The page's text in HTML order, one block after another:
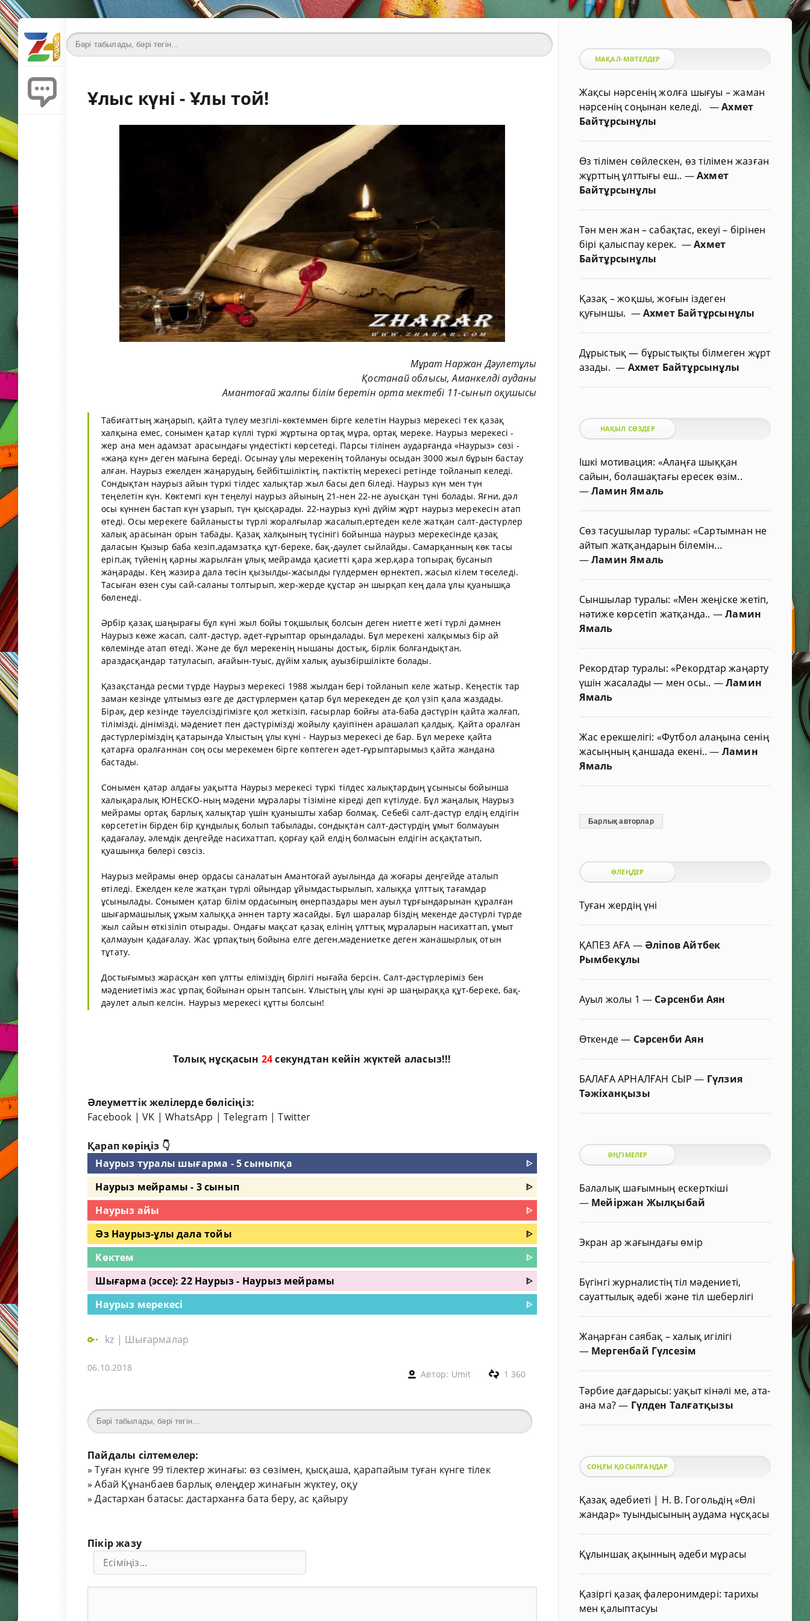
Ұлыс күні - Ұлы той!
Мұрат Наржан Дәулетұлы
Қостанай облысы, Аманкелді ауданы
Амантоғай жалпы білім беретін орта мектебі 11-сынып оқушысы
Табиғаттың жаңарып, қайта түлеу мезгілі-көктеммен бірге келетін Наурыз мерекесі тек қазақ
халқына емес, сонымен қатар күллі түркі жұртына ортақ мұра, ортақ мереке. Наурыз мерекесі -
жер ана мен адамзат арасындағы үндестікті көрсетеді. Парсы тілінен аударғанда «Наурыз» сөзі -
«жаңа күн» деген мағына береді. Осынау ұлы мерекенің тойлануы осыдан 3000 жыл бұрын бастау
алған. Наурыз ежелден жаңарудың, бейбітшіліктің, пәктіктің мерекесі ретінде тойланып келеді.
Сондықтан наурыз айын түркі тілдес халықтар жыл басы деп біледі. Наурыз күн мен түн
теңелетін күн. Көктемгі күн теңелуі наурыз айының 21-нен 22-не ауысқан түні болады. Яғни, дәл
осы күннен бастап күн ұзарып, түн қысқарады. 22-наурыз күні дүйім жұрт наурыз мерекесін атап
өтеді. Осы мерекеге байланысты түрлі жоралғылар жасалып,ертеден келе жатқан салт-дәстүрлер
халық арасынан орын табады. Қазақ халқының түсінігі бойынша наурыз мерекесінде қазақ
даласын Қызыр баба кезіп,адамзатқа құт-береке, бақ-дәулет сыйлайды. Самарқанның көк тасы
еріп,ақ түйенің қарны жарылған ұлық мейрамда қасиетті қара жер,қара топырақ бусанып
жаңарады. Кең жазира дала төсін қызылды-жасылды гүлдермен өрнектеп, жасыл кілем төселеді.
Тасыған өзен суы сай-саланы толтырып, жер-жерде құстар ән шырқап кең дала ұлы қуанышқа
бөленеді.
Әрбір қазақ шаңырағы бұл күні жыл бойы тоқшылық болсын деген ниетте жеті түрлі дәмнен
Наурыз көже жасап, салт-дәстүр, әдет-ғұрыптар орындалады. Бұл мерекені халқымыз бір ай
көлемінде атап өтеді. Және де бұл мерекенің нышаны достық, бірлік болғандықтан,
араздасқандар татуласып, ағайын-туыс, дүйім халық ауызбіршілікте болады.
Қазақстанда ресми түрде Наурыз мерекесі 1988 жылдан бері тойланып келе жатыр. Кеңестік тар
заман кезінде ұлтымыз өзге де дәстүрлермен қатар бұл мерекеден де қол үзіп қала жаздады.
Бірақ, дер кезінде тәуелсіздігімізге қол жеткізіп, ғасырлар бойғы ата-баба дәстүрін қайта жалғап,
тілімізді, дінімізді, мәдениет пен дәстүрімізді жойылу қауіпінен арашалап қалдық. Қайта оралған
дәстүрлеріміздің қатарында Ұлыстың ұлы күні - Наурыз мерекесі де бар. Бұл мереке қайта
қатарға оралғаннан соң осы мерекемен бірге көптеген әдет-ғұрыптарымыз қайта жандана
бастады.
Сонымен қатар алдағы уақытта Наурыз мерекесі түркі тілдес халықтардың ұсынысы бойынша
халықаралық ЮНЕСКО-ның мәдени мұралары тізіміне кіреді деп күтілуде. Бұл жаңалық Наурыз
мейрамы ортақ барлық халықтар үшін қуанышты хабар болмақ. Себебі салт-дәстүр елдің елдігін
көрсететін бірден бір құндылық болып табылады, сондықтан салт-дәстүрдің ұмыт болмауын
қадағалау, әлемдік деңгейде насихаттап, қорғау қай елдің болмасын елдігін асқақтатып,
қуашынқа бөлері сөзсіз.
Наурыз мейрамы өнер ордасы саналатын Амантоғай ауылында да жоғары деңгейде аталып
өтіледі. Ежелден келе жатқан түрлі ойындар ұйымдастырылып, халыққа ұлттық тағамдар
ұсынылады. Сонымен қатар білім ордасының өнерпаздары мен ауыл тұрғындарынан құралған
шығармашылық ұжым халыққа әннен тарту жасайды. Бұл шаралар біздің мекенде дәстүрлі түрде
жыл сайын өткізіліп отырады. Ондағы мақсат қазақ елінің ұлттық мұраларын насихаттап, ұмыт
қалмауын қадағалау. Жас ұрпақтың бойына елге деген,мәдениетке деген жанашырлық отын
тұтату.
Достығымыз жарасқан көп ұлтты еліміздің бірлігі нығайа берсін. Салт-дәстүрлеріміз бен
мәдениетіміз жас ұрпақ бойынан орын тапсын. Ұлыстың ұлы күні әр шаңыраққа құт-береке, бақ-
дәулет алып келсін. Наурыз мерекесі құтты болсын!
Толық нұсқасын 23секундтан кейін жүктей аласыз!!!
Әлеуметтік желілерде бөлісіңіз:
Facebook |VK |WhatsApp |Telegram |Twitter
Қарап көріңіз 👇
Наурыз туралы шығарма - 5 сыныпқа
ᐈ
Наурыз мейрамы - 3 сынып
ᐈ
Наурыз айы
ᐈ
Әз Наурыз-ұлы дала тойы
ᐈ
Көктем
ᐈ
Шығарма (эссе): 22 Наурыз - Наурыз мейрамы
ᐈ
Наурыз мерекесі
ᐈ
kz | Шығармалар
06.10.2018
Автор: Umit 1 360
Пайдалы сілтемелер:
»Туған күнге 99 тілектер жинағы: өз сөзімен, қысқаша, қарапайым туған күнге тілек
»Абай Құнанбаев барлық өлеңдер жинағын жүктеу, оқу
»Дастархан батасы: дастарханға бата беру, ас қайыру
Пікір жазу
МАҚАЛ-МӘТЕЛДЕР
Жақсы нәрсенің жолға шығуы – жаман
нәрсенің соңынан келеді. —Ахмет
Байтұрсынұлы
Өз тілімен сөйлескен, өз тілімен жазған
жұрттың ұлттығы еш.. —Ахмет
Байтұрсынұлы
Тән мен жан – сабақтас, екеуі – бірінен
бірі қалыспау керек. —Ахмет
Байтұрсынұлы
Қазақ – жоқшы, жоғын іздеген
қуғыншы. —Ахмет Байтұрсынұлы
Дұрыстық — бұрыстықты білмеген жұрт
азады.— Ахмет Байтұрсынұлы
НАҚЫЛ СӨЗДЕР
Ішкі мотивация: «Алаңға шыққан
сайын, болашақтағы ересек өзім..
—Ламин Ямаль
Сөз тасушылар туралы: «Сартымнан не
айтып жатқандарын білемін...
—Ламин Ямаль
Сыншылар туралы: «Мен жеңіске жетіп,
нәтиже көрсетіп жатқанда.. —Ламин
Ямаль
Рекордтар туралы: «Рекордтар жаңарту
үшін жасалады — мен осы.. —Ламин
Ямаль
Жас ерекшелігі: «Футбол алаңына сенің
жасыңның қаншада екені..— Ламин
Ямаль
Барлық авторлар
ӨЛЕҢДЕР
Туған жердің үні
ҚАПЕЗ АҒА — Әліпов Айтбек
Рымбекұлы
Ауыл жолы 1 — Сәрсенби Аян
Өткенде— Сәрсенби Аян
БАЛАҒА АРНАЛҒАН СЫР— Гүлзия
Тәжіханқызы
ӘҢГІМЕЛЕР
Балалық шағымның ескерткіші
— Мейіржан Жылқыбай
Экран ар жағындағы өмір
Бүгінгі журналистің тіл мәдениеті,
сауаттылық әдебі және тіл шеберлігі
Жаңарған саябақ – халық игілігі
— Мергенбай Гүлсезім
Тәрбие дағдарысы: уақыт кінәлі ме, ата-
ана ма?— Гүлден Талғатқызы
СОҢҒЫ ҚОСЫЛҒАНДАР
Қазақ әдебиеті | Н. В. Гогольдің «Өлі
жандар» туындысының аудама нұсқасы
Құлыншақ ақынның әдеби мұрасы
Қазіргі қазақ фалеронимдері: тарихы
мен қалыптасуы